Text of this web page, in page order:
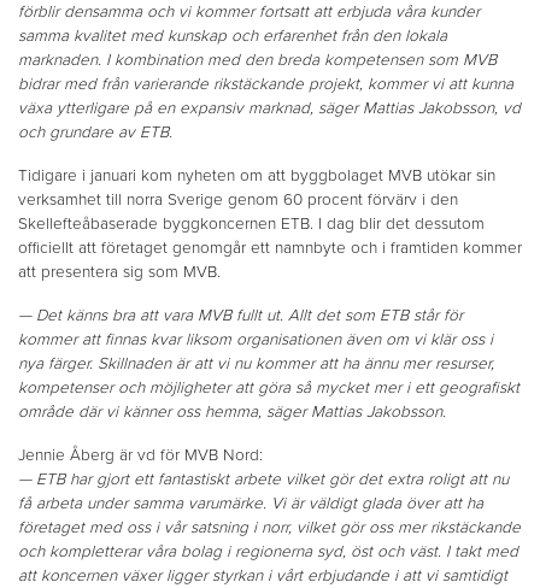
förblir densamma och vi kommer fortsatt att erbjuda våra kunder
samma kvalitet med kunskap och erfarenhet från den lokala
marknaden. I kombination med den breda kompetensen som MVB
bidrar med från varierande rikstäckande projekt, kommer vi att kunna
växa ytterligare på en expansiv marknad, säger Mattias Jakobsson, vd
och grundare av ETB.
Tidigare i januari kom nyheten om att byggbolaget MVB utökar sin
verksamhet till norra Sverige genom 60 procent förvärv i den
Skellefteåbaserade byggkoncernen ETB. I dag blir det dessutom
officiellt att företaget genomgår ett namnbyte och i framtiden kommer
att presentera sig som MVB.
— Det känns bra att vara MVB fullt ut. Allt det som ETB står för
kommer att finnas kvar liksom organisationen även om vi klär oss i
nya färger. Skillnaden är att vi nu kommer att ha ännu mer resurser,
kompetenser och möjligheter att göra så mycket mer i ett geografiskt
område där vi känner oss hemma, säger Mattias Jakobsson.
Jennie Åberg är vd för MVB Nord:
— ETB har gjort ett fantastiskt arbete vilket gör det extra roligt att nu
få arbeta under samma varumärke. Vi är väldigt glada över att ha
företaget med oss i vår satsning i norr, vilket gör oss mer rikstäckande
och kompletterar våra bolag i regionerna syd, öst och väst. I takt med
att koncernen växer ligger styrkan i vårt erbjudande i att vi samtidigt